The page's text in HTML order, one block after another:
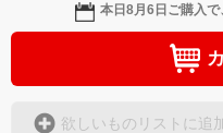
本日8月6日 ご購入で
欲しいものリストに追